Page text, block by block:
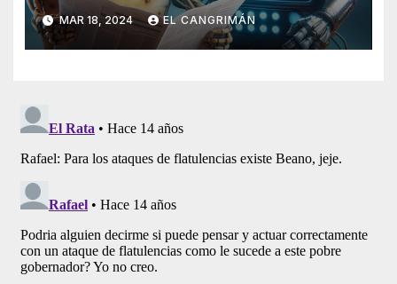
Generado Por Inteligencia
Artificial
MAR 18, 2024 EL CANGRIMÁN